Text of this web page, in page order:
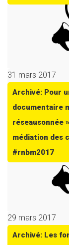
31 mars 2017
Archivé: Pour
documentaire
réseausonnée
médiation des
#rnbm2017
29 mars 2017
Archivé: Les